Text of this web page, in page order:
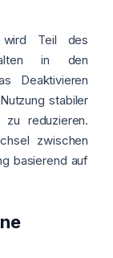
wird Teil des
in den
Deaktivieren
stabiler
zu reduzieren.
zwischen
basierend auf